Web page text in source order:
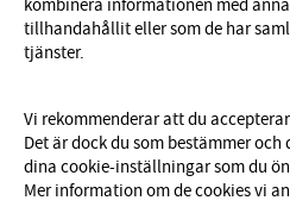
I vårt nyhetsbrev får du ta del
erbjudanden före alla andra.
kombinera informationen med
tillhandahållit eller som de har
tjänster.
Vi rekommenderar att du
Det är dock du som bestämmer
dina cookie-inställningar som du
Mer information om de cookies vi